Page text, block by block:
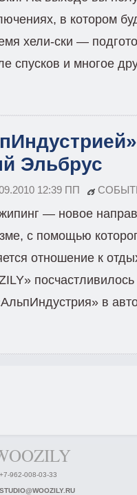
в котором
хели-ски —
спусков и многое
Эльбрус
12:39 ПП
— новое
с помощью
отношение к
посчастливилось
в
+7-962-008-03-33
STUDIO@WOOZILY.RU